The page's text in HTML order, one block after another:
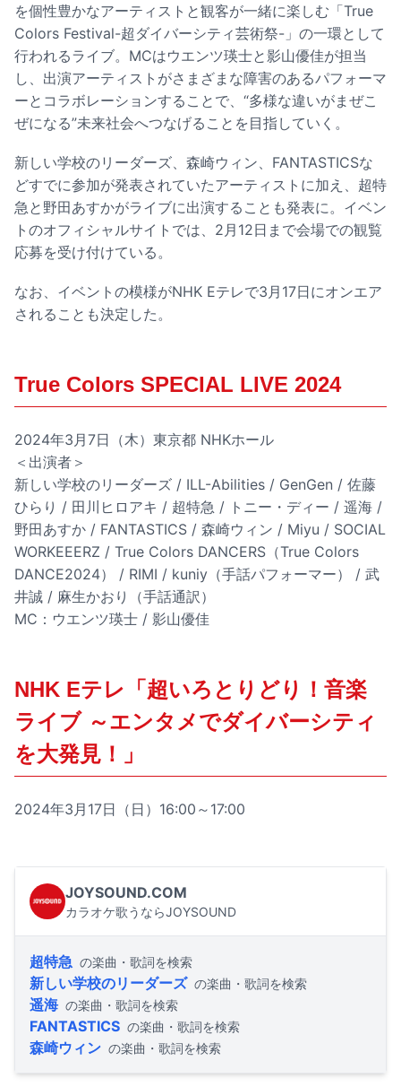
を個性豊かなアーティストと観客が一緒に楽しむ「True
Colors Festival-超ダイバーシティ芸術祭-」の一環として
行われるライブ。MCはウエンツ瑛士と影山優佳が担当
し、出演アーティストがさまざまな障害のあるパフォーマ
ーとコラボレーションすることで、“多様な違いがまぜこ
ぜになる”未来社会へつなげることを目指していく。
新しい学校のリーダーズ、森崎ウィン、FANTASTICSな
どすでに参加が発表されていたアーティストに加え、超特
急と野田あすかがライブに出演することも発表に。イベン
トのオフィシャルサイトでは、2月12日まで会場での観覧
応募を受け付けている。
なお、イベントの模様がNHK Eテレで3月17日にオンエア
されることも決定した。
True Colors SPECIAL LIVE 2024
2024年3月7日（木）東京都 NHKホール
＜出演者＞
新しい学校のリーダーズ / ILL-Abilities / GenGen / 佐藤
ひらり / 田川ヒロアキ / 超特急 / トニー・ディー / 遥海 /
野田あすか / FANTASTICS / 森崎ウィン / Miyu / SOCIAL
WORKEEERZ / True Colors DANCERS（True Colors
DANCE2024） / RIMI / kuniy（手話パフォーマー） / 武
井誠 / 麻生かおり（手話通訳）
MC：ウエンツ瑛士 / 影山優佳
NHK Eテレ「超いろとりどり！音楽
ライブ ～エンタメでダイバーシティ
を大発見！」
2024年3月17日（日）16:00～17:00
JOYSOUND.COM
カラオケ歌うならJOYSOUND
超特急 の楽曲・歌詞を検索
新しい学校のリーダーズ の楽曲・歌詞を検索
遥海 の楽曲・歌詞を検索
FANTASTICS の楽曲・歌詞を検索
森崎ウィン の楽曲・歌詞を検索